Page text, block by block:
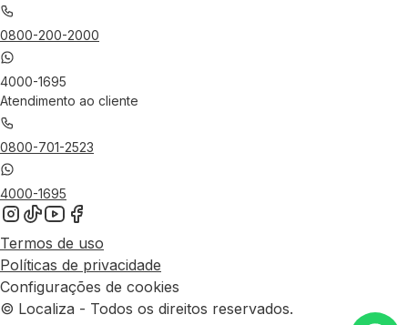
0800-200-2000
4000-1695
Atendimento ao cliente
0800-701-2523
4000-1695
Termos de uso
Políticas de privacidade
Configurações de cookies
© Localiza - Todos os direitos reservados.